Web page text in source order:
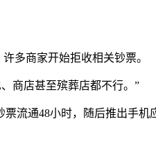
多商家开始拒收相关钞票。
商店甚至殡葬店都不行。”
流通48小时，随后推出手